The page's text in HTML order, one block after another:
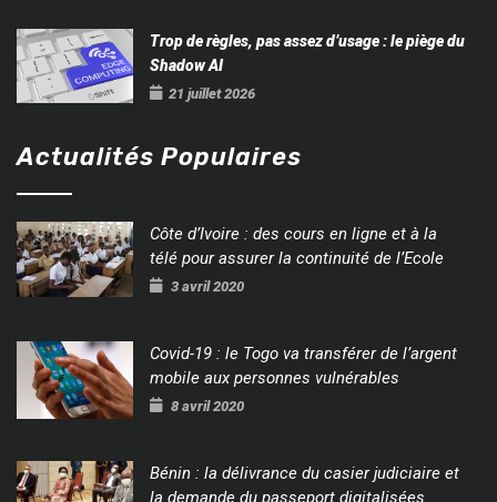
Trop de règles, pas assez d’usage : le piège du
Shadow AI
21 juillet 2026
Actualités Populaires
Côte d’Ivoire : des cours en ligne et à la
télé pour assurer la continuité de l’Ecole
3 avril 2020
Covid-19 : le Togo va transférer de l’argent
mobile aux personnes vulnérables
8 avril 2020
Bénin : la délivrance du casier judiciaire et
la demande du passeport digitalisées